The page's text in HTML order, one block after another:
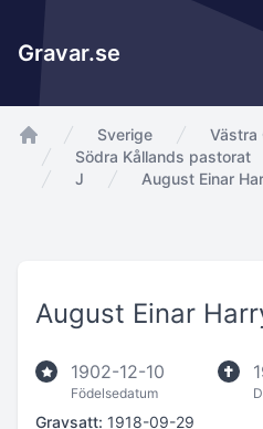
Gravar.se
app.Start
Sverige
Västra
Södra Kållands pastorat
J
August Einar
August Einar
1902-12-10
Födelsedatum
Gravsatt: 1918-09-29